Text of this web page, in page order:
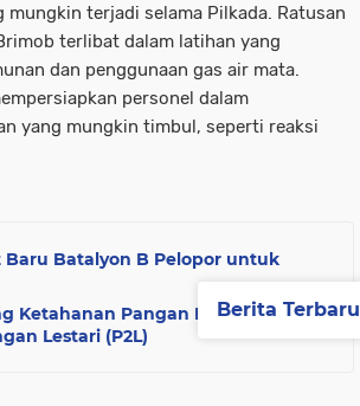
terjadi selama Pilkada. Ratusan
terlibat dalam latihan yang
dan penggunaan gas air mata.
personel dalam
yang mungkin timbul, seperti reaksi
Batalyon B Pelopor untuk
Ketahanan Pangan Lewat
Lestari (P2L)
Berita Terbaru